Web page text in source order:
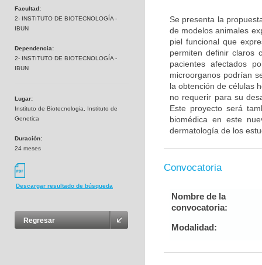
Facultad:
2- INSTITUTO DE BIOTECNOLOGÍA -
IBUN
Dependencia:
2- INSTITUTO DE BIOTECNOLOGÍA -
IBUN
Lugar:
Instituto de Biotecnologia, Instituto de
Genetica
Duración:
24 meses
Descargar resultado de búsqueda
Regresar
Se presenta la
de modelos animales
piel funcional que
permiten definir claros
pacientes afectados
microorganos podrían
la obtención de células
no requerir para su
Este proyecto será
biomédica en este
dermatología de los
Convocatoria
Nombre de la
convocatoria:
Modalidad: